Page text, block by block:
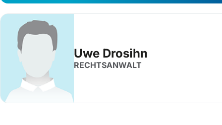
Uwe Drosihn
RECHTSANWALT